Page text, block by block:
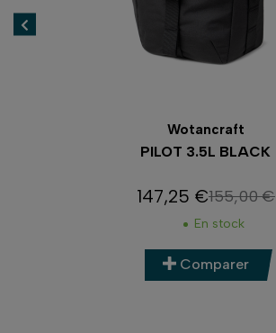
Wotancraft
PILOT 3.5L BLACK
Prix
147,25 €Prix de base
155,00 €
En stock
Comparer